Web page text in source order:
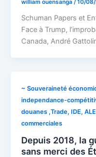
william ouensanga/10/
Schuman Papers et
Face à Trump,
Canada, André
~ Souveraineté
independance-
douanes ,Trade, IDE,
commerciales
Depuis 2018, la
sans merci des